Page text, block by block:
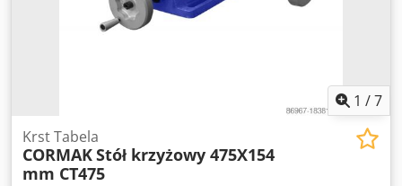
1 /7
Krst Tabela
CORMAKStół krzyżowy 475X154
mm CT475